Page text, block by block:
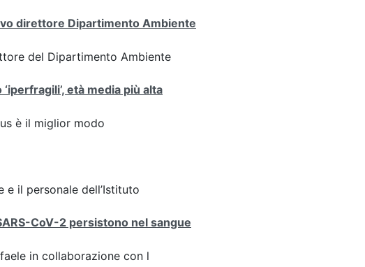
direttore Dipartimento Ambiente
del Dipartimento Ambiente
età media più alta
è il miglior modo
e il personale dell’Istituto
CoV-2 persistono nel sangue
in collaborazione con l